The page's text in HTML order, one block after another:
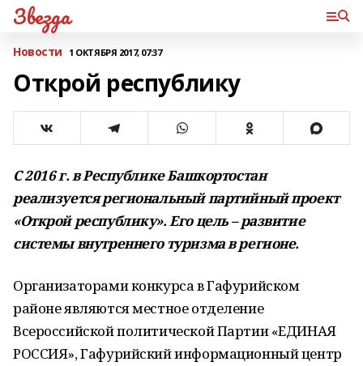
Звезда
Новости 1 ОКТЯБРЯ 2017, 07:37
Открой республику
С 2016 г. в Республике Башкортостан
реализуется региональный партийный проект
«Открой республику». Его цель – развитие
системы внутреннего туризма в регионе.
Организаторами конкурса в Гафурийском
районе являются местное отделение
Всероссийской политической Партии «ЕДИНАЯ
РОССИЯ», Гафурийский информационный центр